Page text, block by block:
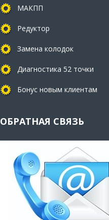
МАКПП
Редуктор
Замена колодок
Диагностика 52 точки
Бонус новым клиентам
ОБРАТНАЯ СВЯЗЬ